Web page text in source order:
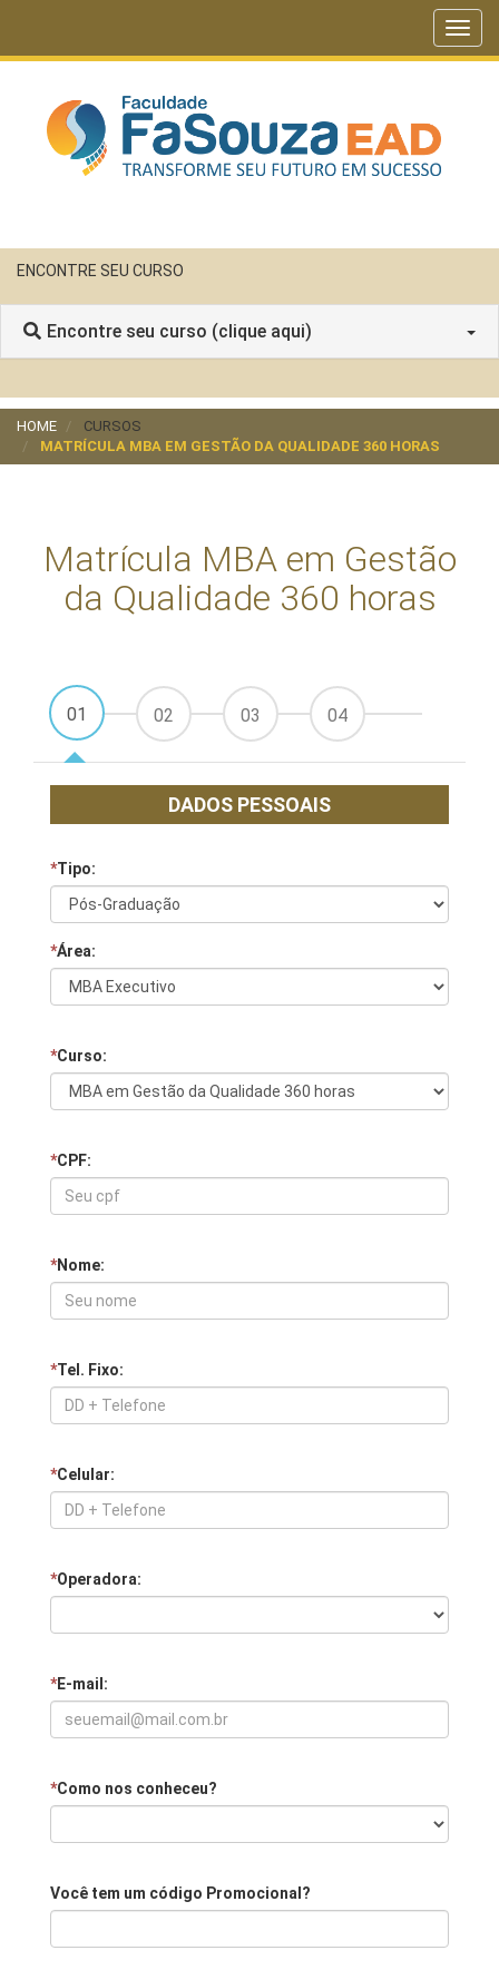
ENCONTRE SEU CURSO
Encontre seu curso (clique aqui)
HOME
CURSOS
MATRÍCULA MBA EM GESTÃO DA QUALIDADE 360 HORAS
Matrícula MBA em Gestão
da Qualidade 360 horas
01 02 03 04
DADOS PESSOAIS
*Tipo:
*Área:
*Curso:
*CPF:
*Nome:
*Tel. Fixo:
*Celular:
*Operadora:
*E-mail:
*Como nos conheceu?
Você tem um código Promocional?